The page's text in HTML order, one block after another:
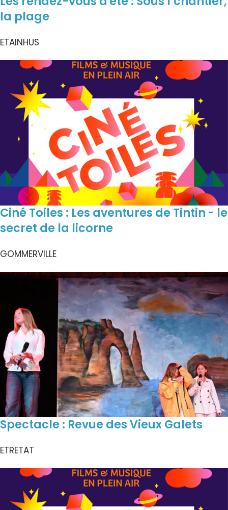
la plage
ETAINHUS
Ciné Toiles : Les aventures de Tintin - le
secret de la licorne
GOMMERVILLE
Spectacle : Revue des Vieux Galets
ETRETAT